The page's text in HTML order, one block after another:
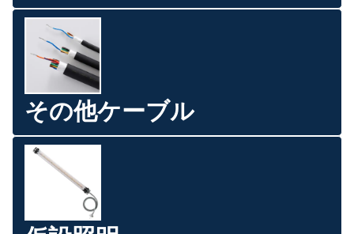
その他ケーブル